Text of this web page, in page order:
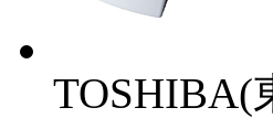
TOSHIBA(